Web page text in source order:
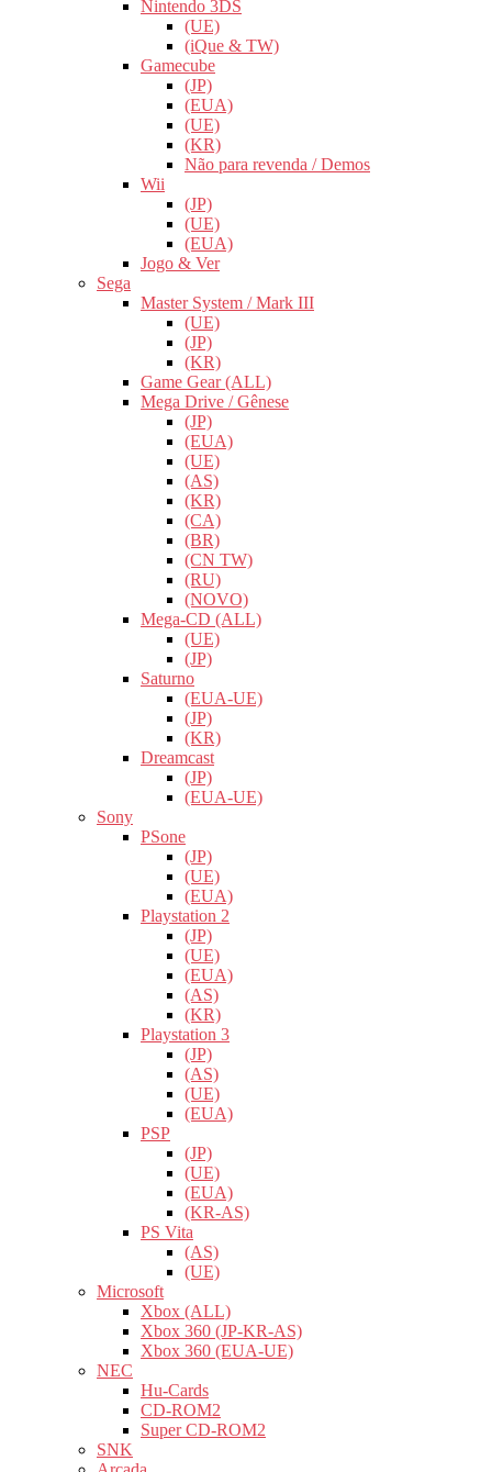
Nintendo 3DS
(UE)
(iQue & TW)
Gamecube
(JP)
(EUA)
(UE)
(KR)
Não para revenda / Demos
Wii
(JP)
(UE)
(EUA)
Jogo & Ver
Sega
Master System / Mark III
(UE)
(JP)
(KR)
Game Gear (ALL)
Mega Drive / Gênese
(JP)
(EUA)
(UE)
(AS)
(KR)
(CA)
(BR)
(CN TW)
(RU)
(NOVO)
Mega-CD (ALL)
(UE)
(JP)
Saturno
(EUA-UE)
(JP)
(KR)
Dreamcast
(JP)
(EUA-UE)
Sony
PSone
(JP)
(UE)
(EUA)
Playstation 2
(JP)
(UE)
(EUA)
(AS)
(KR)
Playstation 3
(JP)
(AS)
(UE)
(EUA)
PSP
(JP)
(UE)
(EUA)
(KR-AS)
PS Vita
(AS)
(UE)
Microsoft
Xbox (ALL)
Xbox 360 (JP-KR-AS)
Xbox 360 (EUA-UE)
NEC
Hu-Cards
CD-ROM2
Super CD-ROM2
SNK